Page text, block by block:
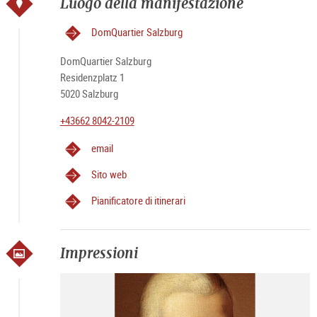
DomQuartier Salzburg
DomQuartier Salzburg
Residenzplatz 1
5020 Salzburg
+43662 8042-2109
email
Sito web
Pianificatore di itinerari
Impressioni